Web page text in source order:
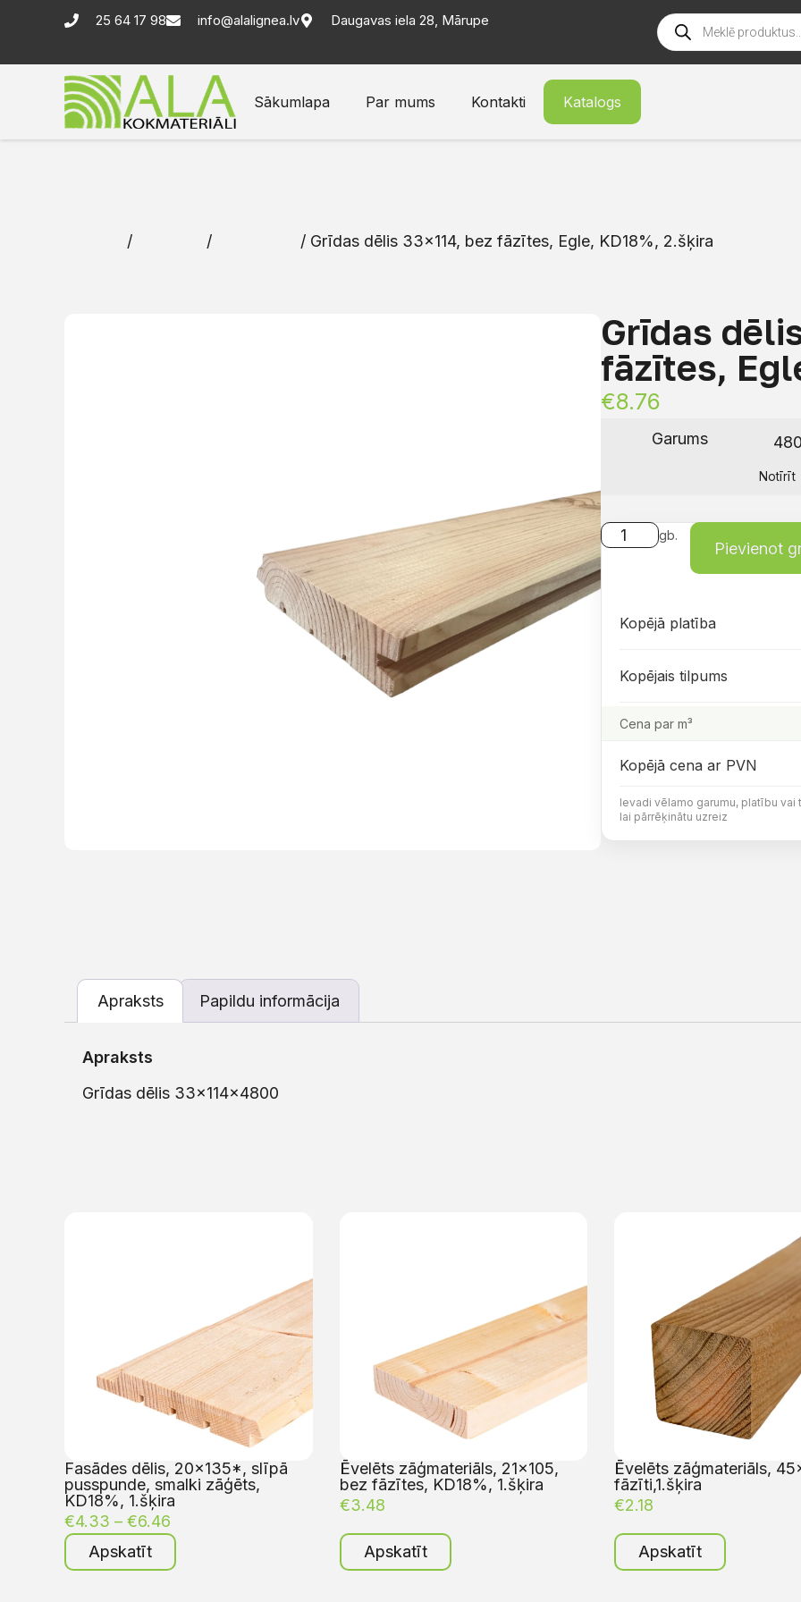
25 64 17 98 info@alalignea.lv Daugavas iela 28, Mārupe
Sākumlapa Par mums Kontakti Katalogs
/ / / Grīdas dēlis 33×114, bez fāzītes, Egle, KD18%, 2.šķira
Grīdas
fāzītes,
€8.76
Garums
Notīrīt
gb.
Pievienot
Kopējā platība
Kopējais tilpums
Cena par m³
Kopējā cena ar PVN
Ievadi vēlamo garumu, platību
lai pārrēķinātu uzreiz
Apraksts Papildu informācija
Apraksts
Grīdas dēlis 33x114x4800
Fasādes dēlis, 20×135*, slīpā
pusspunde, smalki zāģēts,
KD18%, 1.šķira
€4.33 – €6.46
Apskatīt
Ēvelēts zāģmateriāls, 21×105,
bez fāzītes, KD18%, 1.šķira
€3.48
Apskatīt
Ēvelēts zāģmateriāls,
fāzīti,1.šķira
€2.18
Apskatīt